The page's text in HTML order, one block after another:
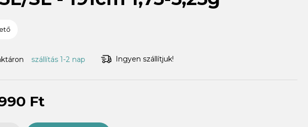
szállítás 1-2 nap Ingyen szállítjuk!
Ft